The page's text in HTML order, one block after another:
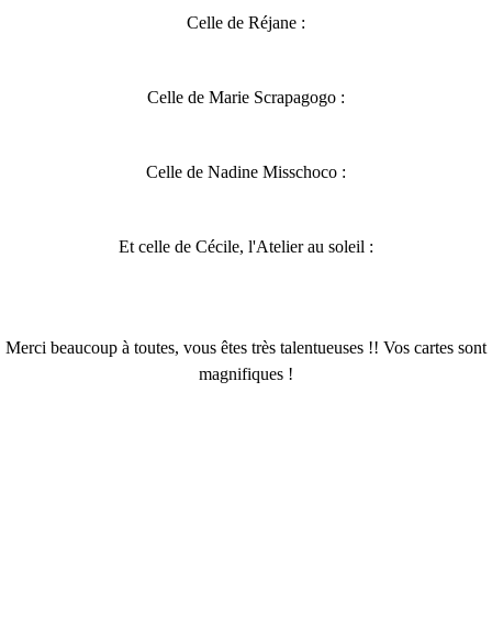
Celle de Réjane :
Celle de Marie Scrapagogo :
Celle de Nadine Misschoco :
Et celle de Cécile, l'Atelier au soleil :
Merci beaucoup à toutes, vous êtes très talentueuses !! Vos cartes sont
magnifiques !